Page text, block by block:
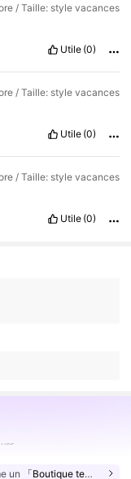
/ Taille: style vacances
Utile (0)
/ Taille: style vacances
Utile (0)
/ Taille: style vacances
Utile (0)
un 「Boutique tendance」